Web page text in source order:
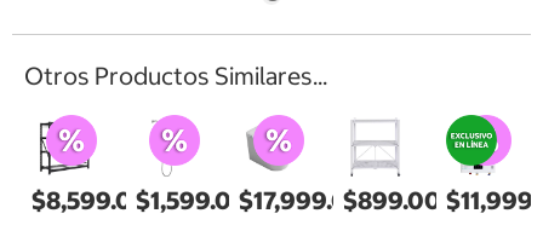
Otros Productos Similares...
$8,599.00$1,599.00$17,999.00$899.00